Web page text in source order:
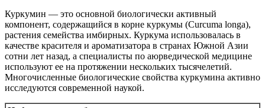
Куркумин — это основной биологически активный
компонент, содержащийся в корне куркумы (Curcuma longa),
растения семейства имбирных. Куркума использовалась в
качестве красителя и ароматизатора в странах Южной Азии
сотни лет назад, а специалисты по аюрведической медицине
используют ее на протяжении нескольких тысячелетий.
Многочисленные биологические свойства куркумина активно
исследуются современной наукой.